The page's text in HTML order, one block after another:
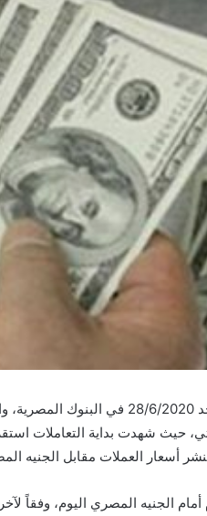
أسعار العملات اليوم الاحد 28/
حيث شهدت بداية التعاملات
أسعار العملات مقابل الجنيه